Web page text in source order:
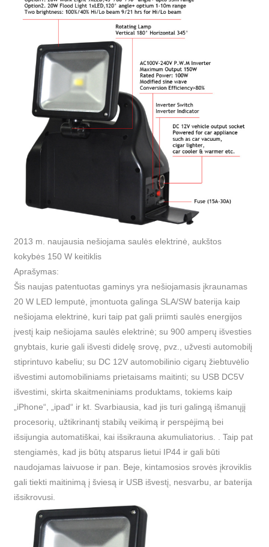
2013 m. naujausia nešiojama saulės elektrinė, aukštos
kokybės 150 W keitiklis
Aprašymas:
Šis naujas patentuotas gaminys yra nešiojamasis įkraunamas
20 W LED lemputė, įmontuota galinga SLA/SW baterija kaip
nešiojama elektrinė, kuri taip pat gali priimti saulės energijos
įvestį kaip nešiojama saulės elektrinė; su 900 amperų išvesties
gnybtais, kurie gali išvesti didelę srovę, pvz., užvesti automobilį
stiprintuvo kabeliu; su DC 12V automobilinio cigarų žiebtuvėlio
išvestimi automobiliniams prietaisams maitinti; su USB DC5V
išvestimi, skirta skaitmeniniams produktams, tokiems kaip
„iPhone“, „ipad“ ir kt. Svarbiausia, kad jis turi galingą išmanųjį
procesorių, užtikrinantį stabilų veikimą ir perspėjimą bei
išsijungia automatiškai, kai išsikrauna akumuliatorius. . Taip pat
stengiamės, kad jis būtų atsparus lietui IP44 ir gali būti
naudojamas laivuose ir pan. Beje, kintamosios srovės įkroviklis
gali tiekti maitinimą į šviesą ir USB išvestį, nesvarbu, ar baterija
išsikrovusi.